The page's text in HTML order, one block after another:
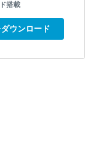
搭載
ウンロード